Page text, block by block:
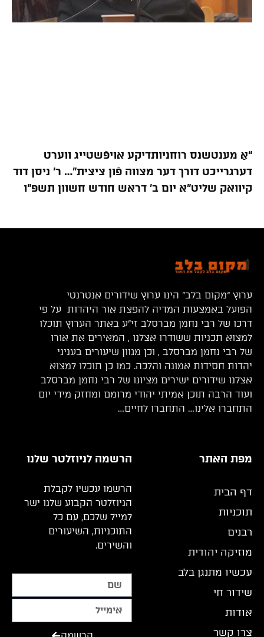
“אַ מענטשנס רוחניותדיקע אויפֿשטייג ווערט
דערגרייכט דורך דער מצווה פֿון ציצית”… ר’ ניסן דוד
קיוואק שליט”א יום ב’ דראש חודש חשוון תשפ”ו
ערוץ “מקום בלב” הינו ערוץ שידורים אנטרנטי
הפועל באמצעות המדיה להפצת אור היהדות על פי
דרכו של רבי נחמן מברסלב זי”ע באתר הערוץ תוכלו
למצוא תכניות ששודרו אצלנו , המאירים את אורו
של רבי נחמן מברסלב , וכן מגוון שיעורים בעניני
יהדות חסידות אמונה והלכה. כמו כן תוכלו למצוא
אצלנו שידורים ישירים מציונו של רבי נחמן מברסלב
ועוד הרבה תוכן אמיתי יהודי מרומם ומחזק מידי יום
התחברו אלינו… התחברו לחיים…
מפת האתר
דף הבית
תוכניות
רבנים
מוזיקה יהודית
עכשיו מתנגן בלב
שידור חי
אודות
צרו קשר
הרשמה לניוזלטר שלנו
הרשמו עכשיו לקבלת
הניוזלטר הקבוע שלנו ישר
למייל שלכם, עם כל
התוכניות, השיעורים
והשירים.